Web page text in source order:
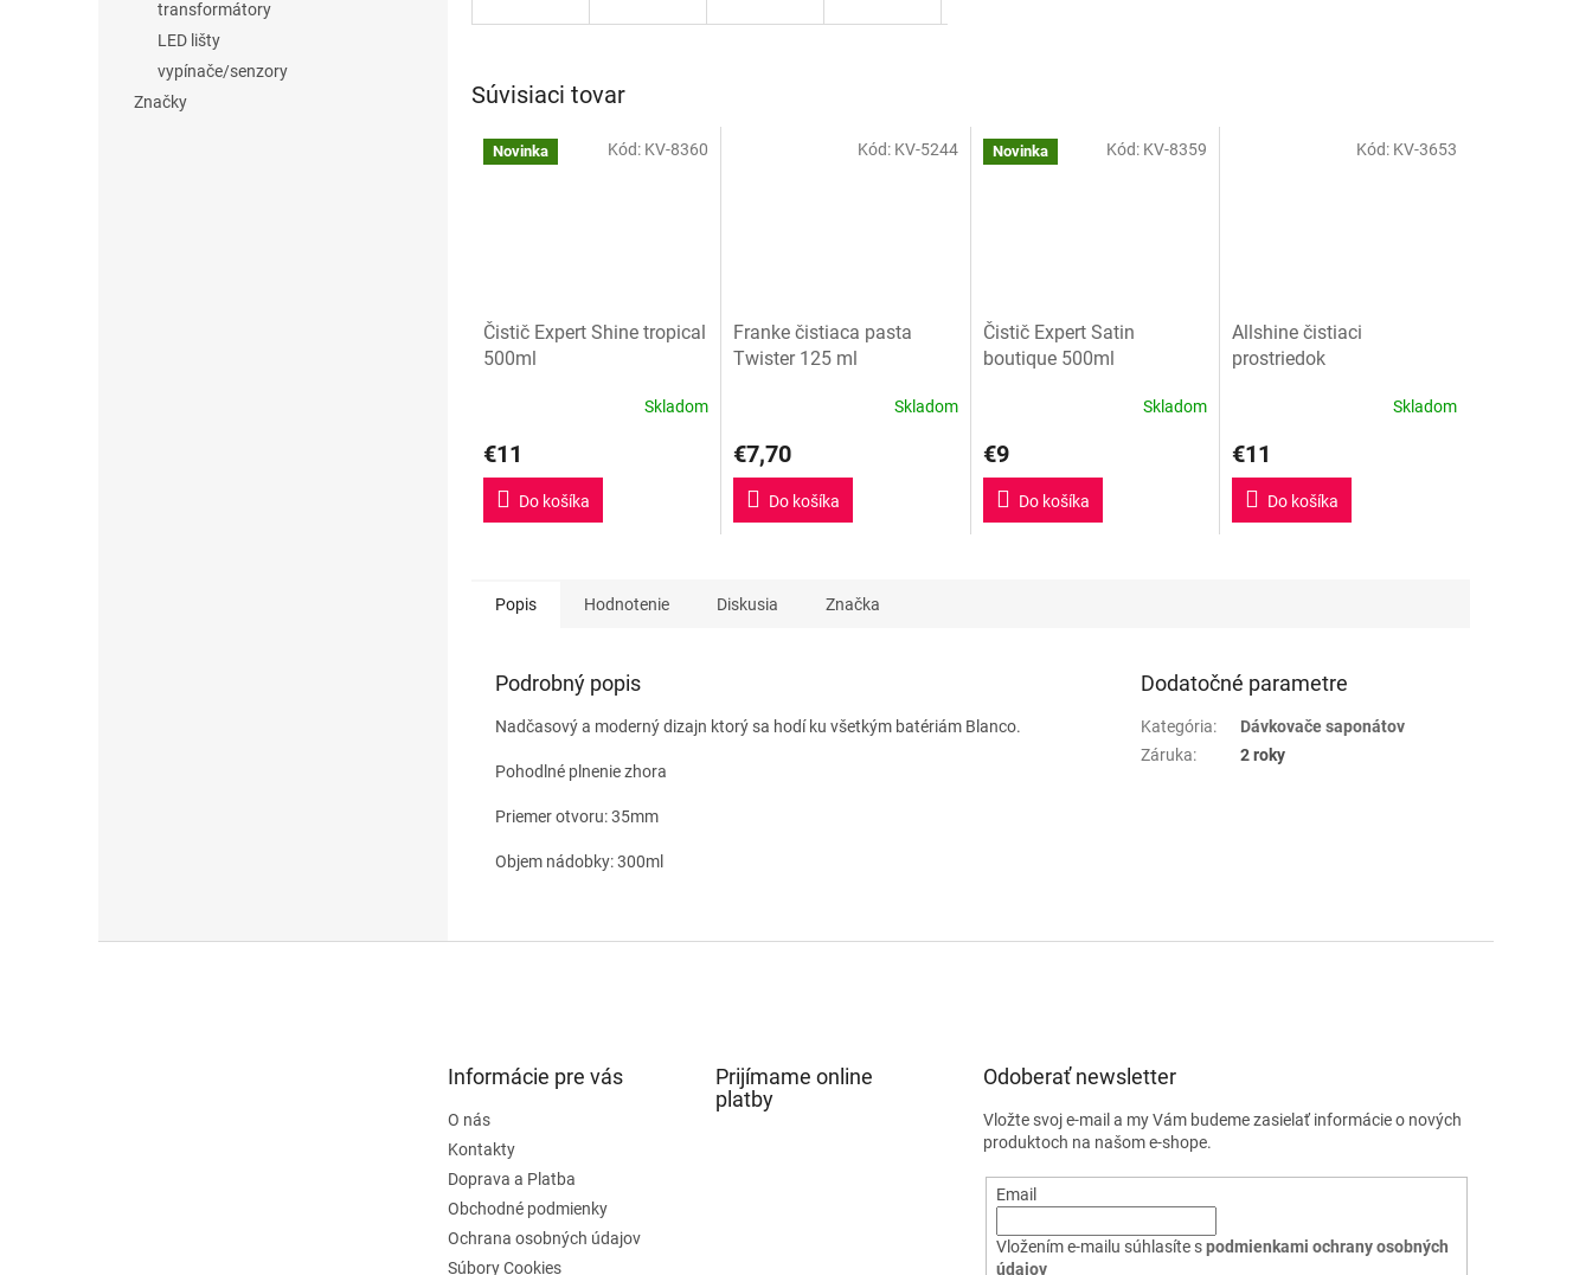
transformátory
LED lišty
vypínače/senzory
Značky
Súvisiaci tovar
Novinka
Čistič Expert Shine tropical
500ml
Skladom
€11
Do košíka
Kód: KV-8360
Franke čistiaca pasta
Twister 125 ml
produktu
je
z
Skladom
€7,70
Do košíka
Kód: KV-5244 Novinka
Čistič Expert Satin
boutique 500ml
Skladom
€9
Do košíka
Kód: KV-8359
Allshine čistiaci
prostriedok
Skladom
€11
Do košíka
Kód: KV-3653
Popis Hodnotenie Diskusia Značka
Podrobný popis
Nadčasový a moderný dizajn ktorý sa hodí ku všetkým batériám Blanco.
Pohodlné plnenie zhora
Priemer otvoru: 35mm
Objem nádobky: 300ml
Dodatočné parametre
Kategória:
Dávkovače saponátov
Záruka: 2 roky
Informácie pre vás
O nás
Kontakty
Doprava a Platba
Obchodné podmienky
Ochrana osobných údajov
Súbory Cookies
Prijímame online
platby
Odoberať newsletter
Vložte svoj e-mail a my Vám budeme zasielať informácie o nových
produktoch na našom e-shope.
Email
Vložením e-mailu súhlasíte spodmienkami ochrany osobných
údajov